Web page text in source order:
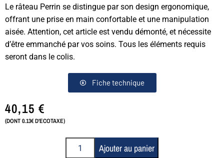
Le râteau Perrin se distingue par son design ergonomique,
offrant une prise en main confortable et une manipulation
aisée. Attention, cet article est vendu démonté, et nécessite
d’être emmanché par vos soins. Tous les éléments requis
seront dans le colis.
Fiche technique
40,15€
(DONT 0.13€ D'ECOTAXE)
Ajouter au panier